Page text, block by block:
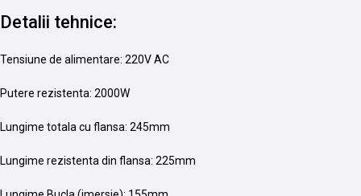
Detalii tehnice:
Tensiune de alimentare: 220V AC
Putere rezistenta: 2000W
Lungime totala cu flansa: 245mm
Lungime rezistenta din flansa: 225mm